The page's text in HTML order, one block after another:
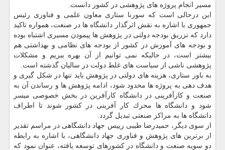
مسیر انجام پروژه های پژوهشی در كشور دانست.
این درحالی است كه سورنا ستاری معاون علمی و فناوری رئیس
جمهوری با اشاره به نقش اثرگذار دانشگاه ها در صنعت، همواره تاكید
دارد كه تزریق بودجه دولتی در پژوهش ها پیمودن مسیری اشتباه بوده
و بودجه های آموزش در كشور از بودجه های نظامی و بهداشتی هم
بیشتر است، در حالیكه نمی توانیم از آن بهره ببریم و مشكلات
پژوهشی ناشی از سیاست های غلط دولت در سالیان گذشته است.
به باور ستاری، هزینه های دولتی در پژوهش باید تنها در شكل گیری و
هدف دهی به پروژه ها محدود شود، ادامه پژوهش ها و رساندن آن به
صنعت و كارآفرینی در دانشگاه كارآفرین در بخش خصوصی میسر
شود و دانشگاه ها محرك كار آفرینی در كشور شوند تا اطراف
دانشگاه ها به مراكز صنعتی تبدیل گردد.
از سوی دیگر، حمیدرضا طیبی رییس جهاد دانشگاهی در مراسم تقدیر
از برترین های پژوهش و فناوری جهاد دانشگاهی، با اشاره به رابطه
دو سویه صنعت و دانشگاه در كشورهای توسعه یافته، عنوان نمود كه